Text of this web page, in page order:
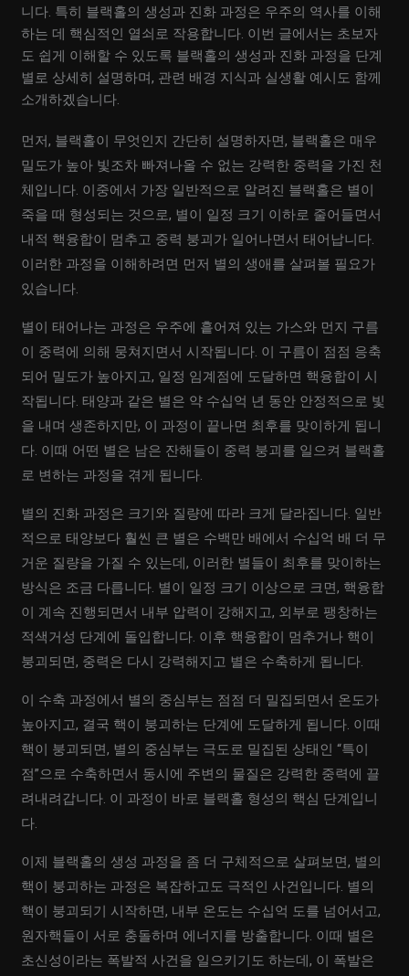
니다. 특히 블랙홀의 생성과 진화 과정은 우주의 역사를 이해
하는 데 핵심적인 열쇠로 작용합니다. 이번 글에서는 초보자
도 쉽게 이해할 수 있도록 블랙홀의 생성과 진화 과정을 단계
별로 상세히 설명하며, 관련 배경 지식과 실생활 예시도 함께
소개하겠습니다.
먼저, 블랙홀이 무엇인지 간단히 설명하자면, 블랙홀은 매우
밀도가 높아 빛조차 빠져나올 수 없는 강력한 중력을 가진 천
체입니다. 이중에서 가장 일반적으로 알려진 블랙홀은 별이
죽을 때 형성되는 것으로, 별이 일정 크기 이하로 줄어들면서
내적 핵융합이 멈추고 중력 붕괴가 일어나면서 태어납니다.
이러한 과정을 이해하려면 먼저 별의 생애를 살펴볼 필요가
있습니다.
별이 태어나는 과정은 우주에 흩어져 있는 가스와 먼지 구름
이 중력에 의해 뭉쳐지면서 시작됩니다. 이 구름이 점점 응축
되어 밀도가 높아지고, 일정 임계점에 도달하면 핵융합이 시
작됩니다. 태양과 같은 별은 약 수십억 년 동안 안정적으로 빛
을 내며 생존하지만, 이 과정이 끝나면 최후를 맞이하게 됩니
다. 이때 어떤 별은 남은 잔해들이 중력 붕괴를 일으켜 블랙홀
로 변하는 과정을 겪게 됩니다.
별의 진화 과정은 크기와 질량에 따라 크게 달라집니다. 일반
적으로 태양보다 훨씬 큰 별은 수백만 배에서 수십억 배 더 무
거운 질량을 가질 수 있는데, 이러한 별들이 최후를 맞이하는
방식은 조금 다릅니다. 별이 일정 크기 이상으로 크면, 핵융합
이 계속 진행되면서 내부 압력이 강해지고, 외부로 팽창하는
적색거성 단계에 돌입합니다. 이후 핵융합이 멈추거나 핵이
붕괴되면, 중력은 다시 강력해지고 별은 수축하게 됩니다.
이 수축 과정에서 별의 중심부는 점점 더 밀집되면서 온도가
높아지고, 결국 핵이 붕괴하는 단계에 도달하게 됩니다. 이때
핵이 붕괴되면, 별의 중심부는 극도로 밀집된 상태인 “특이
점”으로 수축하면서 동시에 주변의 물질은 강력한 중력에 끌
려내려갑니다. 이 과정이 바로 블랙홀 형성의 핵심 단계입니
다.
이제 블랙홀의 생성 과정을 좀 더 구체적으로 살펴보면, 별의
핵이 붕괴하는 과정은 복잡하고도 극적인 사건입니다. 별의
핵이 붕괴되기 시작하면, 내부 온도는 수십억 도를 넘어서고,
원자핵들이 서로 충돌하며 에너지를 방출합니다. 이때 별은
초신성이라는 폭발적 사건을 일으키기도 하는데, 이 폭발은